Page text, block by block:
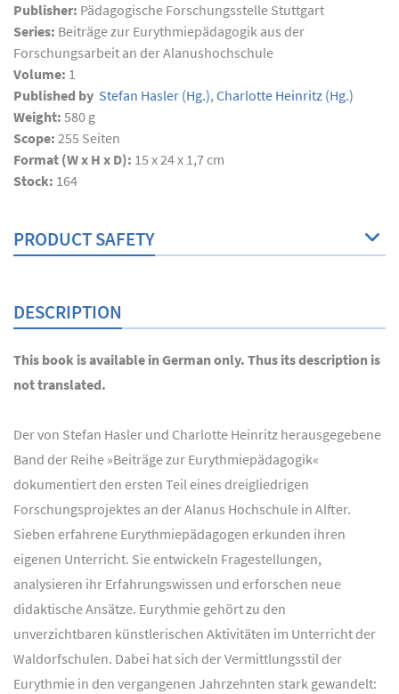
Publisher: Pädagogische Forschungsstelle Stuttgart
Series: Beiträge zur Eurythmiepädagogik aus der
Forschungsarbeit an der Alanushochschule
Volume: 1
Published by Stefan Hasler (Hg.), Charlotte Heinritz (Hg.)
Weight: 580 g
Scope: 255 Seiten
Format (W x H x D): 15 x 24 x 1,7 cm
Stock: 164
PRODUCT SAFETY
DESCRIPTION
This book is available in German only. Thus its description is
not translated.
Der von Stefan Hasler und Charlotte Heinritz herausgegebene
Band der Reihe »Beiträge zur Eurythmiepädagogik«
dokumentiert den ersten Teil eines dreigliedrigen
Forschungsprojektes an der Alanus Hochschule in Alfter.
Sieben erfahrene Eurythmiepädagogen erkunden ihren
eigenen Unterricht. Sie entwickeln Fragestellungen,
analysieren ihr Erfahrungswissen und erforschen neue
didaktische Ansätze. Eurythmie gehört zu den
unverzichtbaren künstlerischen Aktivitäten im Unterricht der
Waldorfschulen. Dabei hat sich der Vermittlungsstil der
Eurythmie in den vergangenen Jahrzehnten stark gewandelt: